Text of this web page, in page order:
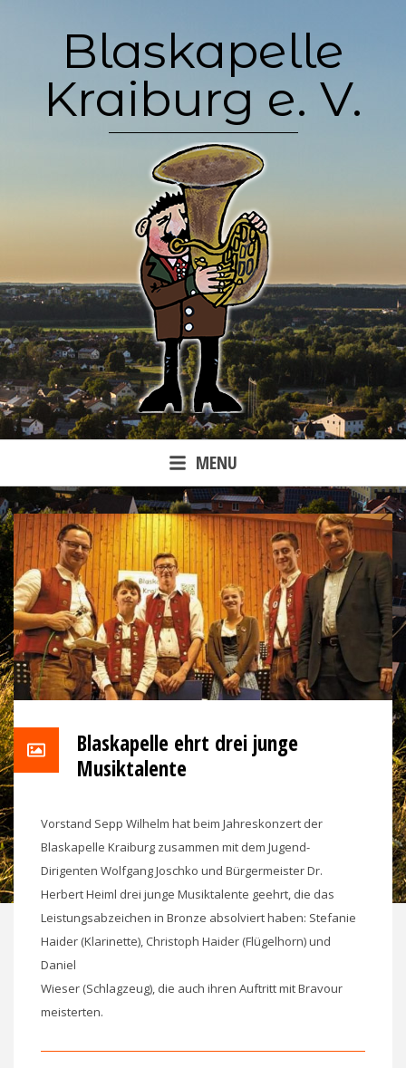
Blaskapelle
Kraiburg e. V.
MENU
Blaskapelle ehrt drei junge
Musiktalente
Vorstand Sepp Wilhelm hat beim Jahreskonzert der
Blaskapelle Kraiburg zusammen mit dem Jugend-
Dirigenten Wolfgang Joschko und Bürgermeister Dr.
Herbert Heiml drei junge Musiktalente geehrt, die das
Leistungsabzeichen in Bronze absolviert haben: Stefanie
Haider (Klarinette), Christoph Haider (Flügelhorn) und
Daniel
Wieser (Schlagzeug), die auch ihren Auftritt mit Bravour
meisterten.